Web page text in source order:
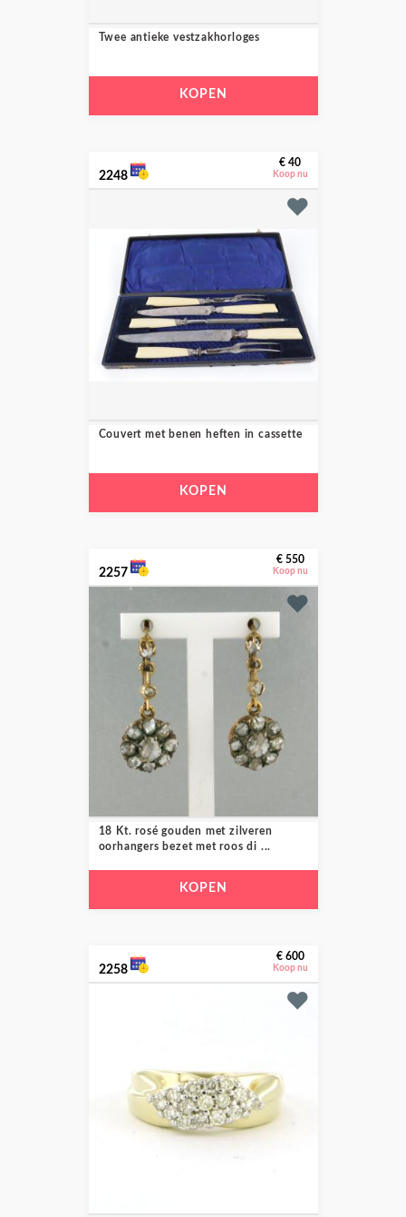
Twee antieke vestzakhorloges
KOPEN
2248
€ 40
Koop nu
Couvert met benen heften in cassette
KOPEN
2257
€ 550
Koop nu
18 Kt. rosé gouden met zilveren
oorhangers bezet met roos di ...
KOPEN
2258
€ 600
Koop nu